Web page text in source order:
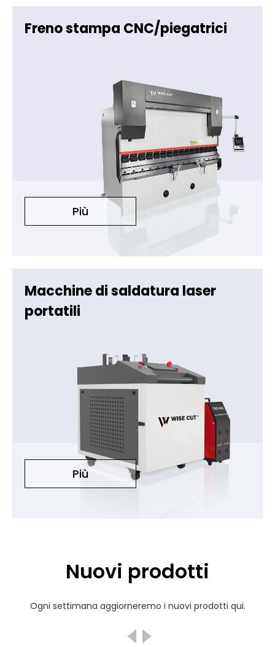
Freno stampa CNC/piegatrici
Più
Macchine di saldatura laser
portatili
Più
Nuovi prodotti
Ogni settimana aggiorneremo i nuovi prodotti qui.